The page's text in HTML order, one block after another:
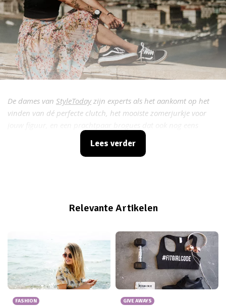
De dames van StyleTodayzijn experts als het aankomt op het
vinden van dé perfecte clutch, het mooiste zomerjurkje voor
binnen je budget past! Elke maand delen ze handige fashion
tips met Fitgirlcode. Read, read!
Lees verder
Relevante Artikelen
FASHION GIVE AWAYS